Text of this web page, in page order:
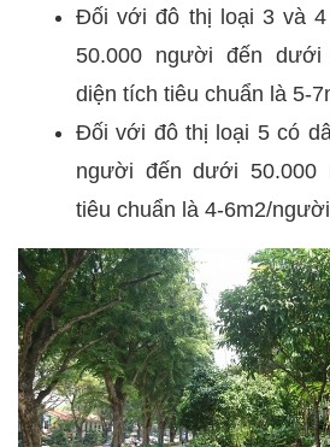
Đối với đô thị loại 3 và
50.000 người đến
diện tích tiêu chuẩn là 5-
Đối với đô thị loại 5 có
người đến dưới 50.000
tiêu chuẩn là 4-6m2/